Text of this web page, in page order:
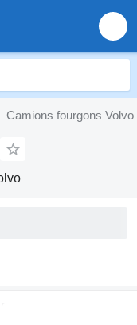
Camions fourgons Volvo